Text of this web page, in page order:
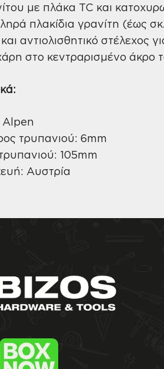
με πλάκα TC και
πλακίδια γρανίτη (έως
αντιολισθητικό στέλεχος
στο κεντραρισμένο άκρο
τρυπανιού: 6mm
105mm
Αυστρία